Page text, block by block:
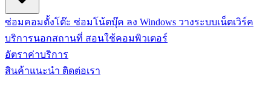
ซ่อมคอมตั้งโต๊ะ ซ่อมโน้ตบุ๊ค ลง Windows วางระบบเน็ตเวิร์ค
บริการนอกสถานที่ สอนใช้คอมพิวเตอร์
อัตราค่าบริการ
สินค้าแนะนำ ติดต่อเรา